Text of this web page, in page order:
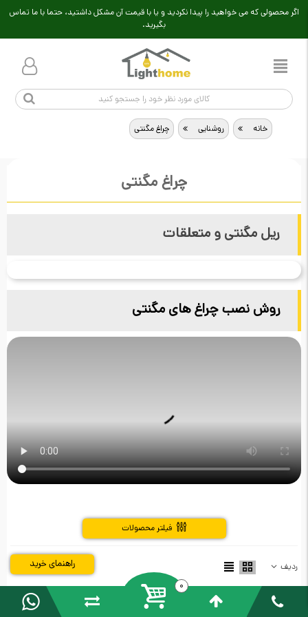
اگر محصولی که می خواهید را پیدا نکردید و یا با قیمت آن مشکل داشتید، حتما با ما تماس
بگیرید.
خانه > روشنایی > چراغ مگنتی
چراغ مگنتی
ریل مگنتی و متعلقات
روش نصب چراغ های مگنتی
فیلتر محصولات
ردیف راهنمای خرید
0